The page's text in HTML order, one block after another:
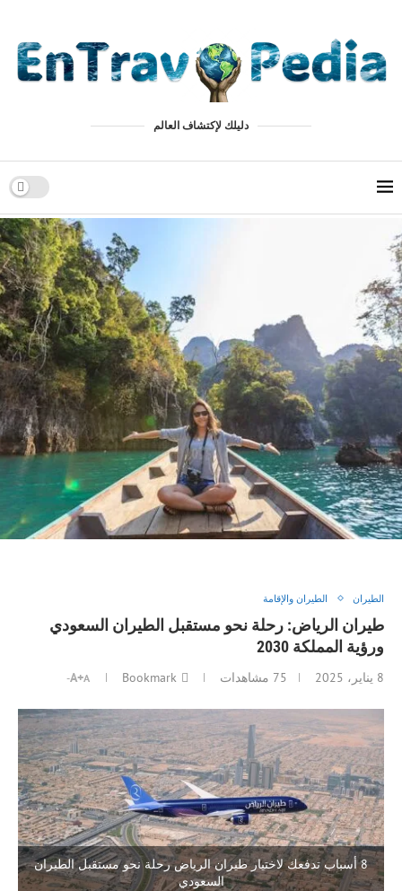
دليلك لإكتشاف العالم
سافر واكتشف فوائد السفر: رحلة الانطلاق نحو المغامرة والمعرفة
2025
الطيران الطيران والإقامة
طيران الرياض: رحلة نحو مستقبل الطيران السعودي
ورؤية المملكة 2030
8 يناير، 2025 75 مشاهدات Bookmark
A+A-
8 أسباب تدفعك لاختيار طيران الرياض رحلة نحو مستقبل الطيران
السعودي